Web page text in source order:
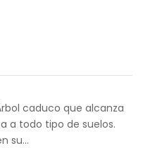
caduco que alcanza
a todo tipo de suelos.
su…